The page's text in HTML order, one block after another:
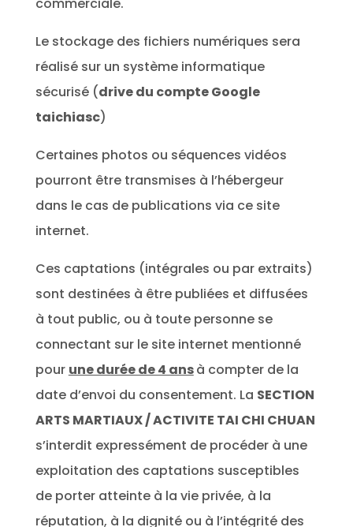
Le stockage des fichiers numériques sera
réalisé sur un système informatique
sécurisé (drive du compte Google
taichiasc)
Certaines photos ou séquences vidéos
pourront être transmises à l’hébergeur
dans le cas de publications via ce site
internet.
Ces captations (intégrales ou par extraits)
sont destinées à être publiées et diffusées
à tout public, ou à toute personne se
connectant sur le site internet mentionné
pour une durée de 4 ansà compter de la
date d’envoi du consentement. La SECTION
ARTS MARTIAUX / ACTIVITE TAI CHI CHUAN
s’interdit expressément de procéder à une
exploitation des captations susceptibles
de porter atteinte à la vie privée, à la
réputation, à la dignité ou à l’intégrité des